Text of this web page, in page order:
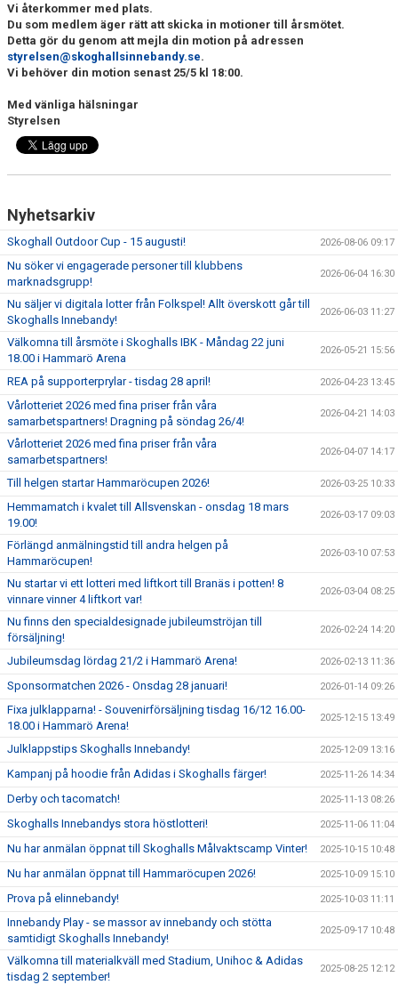
Vi återkommer med plats.
Du som medlem äger rätt att skicka in motioner till årsmötet.
Detta gör du genom att mejla din motion på adressen
styrelsen@skoghallsinnebandy.se.
Vi behöver din motion senast 25/5 kl 18:00.
Med vänliga hälsningar
Styrelsen
Nyhetsarkiv
Skoghall Outdoor Cup - 15 augusti! 2026-08-06 09:17
Nu söker vi engagerade personer till klubbens
marknadsgrupp!
2026-06-04 16:30
Nu säljer vi digitala lotter från Folkspel! Allt överskott går till
Skoghalls Innebandy!
2026-06-03 11:27
Välkomna till årsmöte i Skoghalls IBK - Måndag 22 juni
18.00 i Hammarö Arena
2026-05-21 15:56
REA på supporterprylar - tisdag 28 april! 2026-04-23 13:45
Vårlotteriet 2026 med fina priser från våra
samarbetspartners! Dragning på söndag 26/4!
2026-04-21 14:03
Vårlotteriet 2026 med fina priser från våra
samarbetspartners!
2026-04-07 14:17
Till helgen startar Hammaröcupen 2026! 2026-03-25 10:33
Hemmamatch i kvalet till Allsvenskan - onsdag 18 mars
19.00!
2026-03-17 09:03
Förlängd anmälningstid till andra helgen på
Hammaröcupen!
2026-03-10 07:53
Nu startar vi ett lotteri med liftkort till Branäs i potten! 8
vinnare vinner 4 liftkort var!
2026-03-04 08:25
Nu finns den specialdesignade jubileumströjan till
försäljning!
2026-02-24 14:20
Jubileumsdag lördag 21/2 i Hammarö Arena! 2026-02-13 11:36
Sponsormatchen 2026 - Onsdag 28 januari! 2026-01-14 09:26
Fixa julklapparna! - Souvenirförsäljning tisdag 16/12 16.00-
18.00 i Hammarö Arena!
2025-12-15 13:49
Julklappstips Skoghalls Innebandy! 2025-12-09 13:16
Kampanj på hoodie från Adidas i Skoghalls färger! 2025-11-26 14:34
Derby och tacomatch! 2025-11-13 08:26
Skoghalls Innebandys stora höstlotteri! 2025-11-06 11:04
Nu har anmälan öppnat till Skoghalls Målvaktscamp Vinter! 2025-10-15 10:48
Nu har anmälan öppnat till Hammaröcupen 2026! 2025-10-09 15:10
Prova på elinnebandy! 2025-10-03 11:11
Innebandy Play - se massor av innebandy och stötta
samtidigt Skoghalls Innebandy!
2025-09-17 10:48
Välkomna till materialkväll med Stadium, Unihoc & Adidas
tisdag 2 september!
2025-08-25 12:12